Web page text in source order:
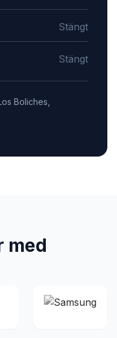
Stängt
Stängt
Boliches,
med